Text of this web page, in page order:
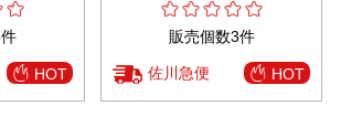
HOT
販売個数3件
佐川急便 HOT